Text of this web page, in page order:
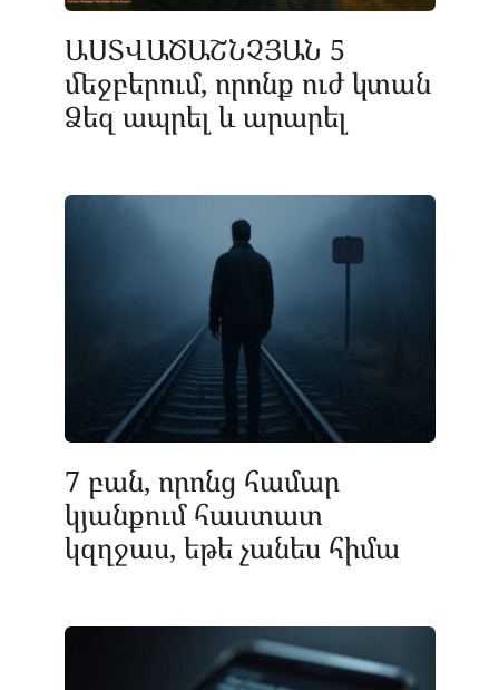
ԱՍՏՎԱԾԱՇՆՉՅԱՆ 5
մեջբերում, որոնք ուժ կտան
Ձեզ ապրել և արարել
7 բան, որոնց համար
կյանքում հաստատ
կզղջաս, եթե չանես հիմա